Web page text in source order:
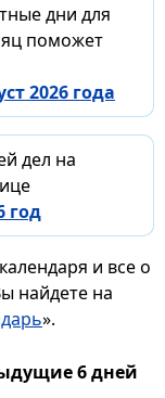
дни для
поможет
2026 года
дел на
год
и все о
найдете на
».
6 дней